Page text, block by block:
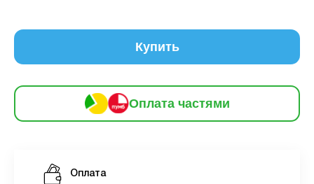
Купить
Оплата частями
Для оформлення розстрочки вам необхідно
Максимальна сума розстрочки дорівнює
Оплата